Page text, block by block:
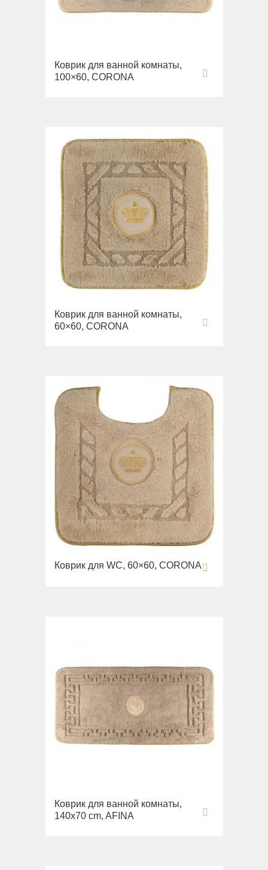
Коврик для ванной комнаты,
100×60, CORONA
Коврик для ванной комнаты,
60×60, CORONA
Коврик для WC, 60×60, CORONA
Коврик для ванной комнаты,
140х70 cm, AFINA